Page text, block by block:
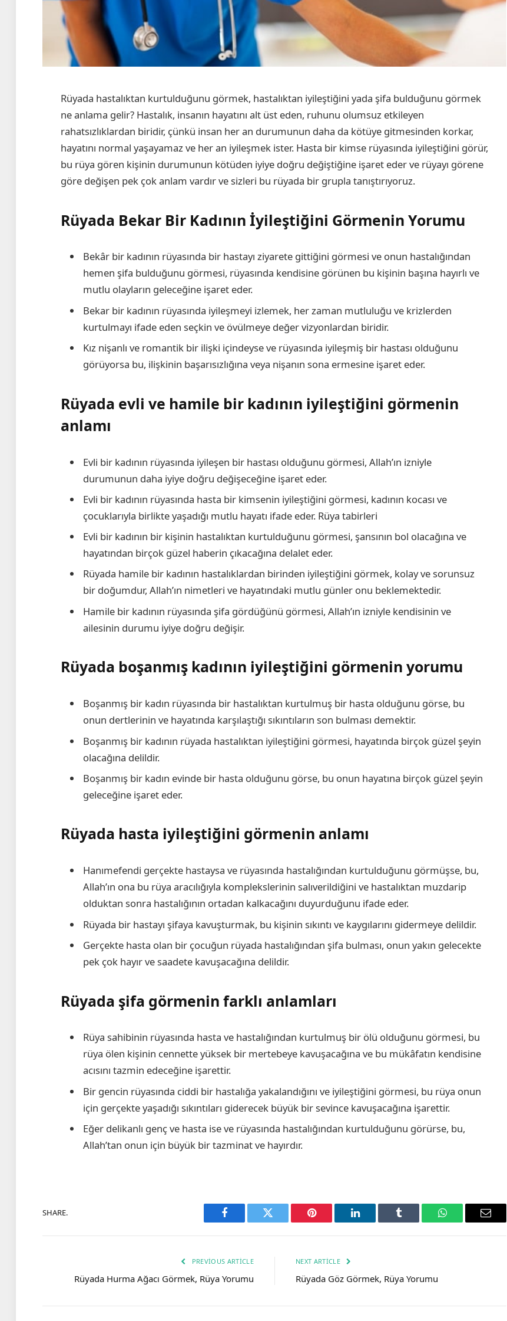
Rüyada hastalıktan kurtulduğunu görmek, hastalıktan iyileştiğini yada şifa bulduğunu görmek
ne anlama gelir? Hastalık, insanın hayatını alt üst eden, ruhunu olumsuz etkileyen
rahatsızlıklardan biridir, çünkü insan her an durumunun daha da kötüye gitmesinden korkar,
hayatını normal yaşayamaz ve her an iyileşmek ister. Hasta bir kimse rüyasında iyileştiğini görür,
bu rüya gören kişinin durumunun kötüden iyiye doğru değiştiğine işaret eder ve rüyayı görene
göre değişen pek çok anlam vardır ve sizleri bu rüyada bir grupla tanıştırıyoruz.
Rüyada Bekar Bir Kadının İyileştiğini Görmenin Yorumu
Bekâr bir kadının rüyasında bir hastayı ziyarete gittiğini görmesi ve onun hastalığından
hemen şifa bulduğunu görmesi, rüyasında kendisine görünen bu kişinin başına hayırlı ve
mutlu olayların geleceğine işaret eder.
Bekar bir kadının rüyasında iyileşmeyi izlemek, her zaman mutluluğu ve krizlerden
kurtulmayı ifade eden seçkin ve övülmeye değer vizyonlardan biridir.
Kız nişanlı ve romantik bir ilişki içindeyse ve rüyasında iyileşmiş bir hastası olduğunu
görüyorsa bu, ilişkinin başarısızlığına veya nişanın sona ermesine işaret eder.
Rüyada evli ve hamile bir kadının iyileştiğini görmenin
anlamı
Evli bir kadının rüyasında iyileşen bir hastası olduğunu görmesi, Allah’ın izniyle
durumunun daha iyiye doğru değişeceğine işaret eder.
Evli bir kadının rüyasında hasta bir kimsenin iyileştiğini görmesi, kadının kocası ve
çocuklarıyla birlikte yaşadığı mutlu hayatı ifade eder. Rüya tabirleri
Evli bir kadının bir kişinin hastalıktan kurtulduğunu görmesi, şansının bol olacağına ve
hayatından birçok güzel haberin çıkacağına delalet eder.
Rüyada hamile bir kadının hastalıklardan birinden iyileştiğini görmek, kolay ve sorunsuz
bir doğumdur, Allah’ın nimetleri ve hayatındaki mutlu günler onu beklemektedir.
Hamile bir kadının rüyasında şifa gördüğünü görmesi, Allah’ın izniyle kendisinin ve
ailesinin durumu iyiye doğru değişir.
Rüyada boşanmış kadının iyileştiğini görmenin yorumu
Boşanmış bir kadın rüyasında bir hastalıktan kurtulmuş bir hasta olduğunu görse, bu
onun dertlerinin ve hayatında karşılaştığı sıkıntıların son bulması demektir.
Boşanmış bir kadının rüyada hastalıktan iyileştiğini görmesi, hayatında birçok güzel şeyin
olacağına delildir.
Boşanmış bir kadın evinde bir hasta olduğunu görse, bu onun hayatına birçok güzel şeyin
geleceğine işaret eder.
Rüyada hasta iyileştiğini görmenin anlamı
Hanımefendi gerçekte hastaysa ve rüyasında hastalığından kurtulduğunu görmüşse, bu,
Allah’ın ona bu rüya aracılığıyla komplekslerinin salıverildiğini ve hastalıktan muzdarip
olduktan sonra hastalığının ortadan kalkacağını duyurduğunu ifade eder.
Rüyada bir hastayı şifaya kavuşturmak, bu kişinin sıkıntı ve kaygılarını gidermeye delildir.
Gerçekte hasta olan bir çocuğun rüyada hastalığından şifa bulması, onun yakın gelecekte
pek çok hayır ve saadete kavuşacağına delildir.
Rüyada şifa görmenin farklı anlamları
Rüya sahibinin rüyasında hasta ve hastalığından kurtulmuş bir ölü olduğunu görmesi, bu
rüya ölen kişinin cennette yüksek bir mertebeye kavuşacağına ve bu mükâfatın kendisine
acısını tazmin edeceğine işarettir.
Bir gencin rüyasında ciddi bir hastalığa yakalandığını ve iyileştiğini görmesi, bu rüya onun
için gerçekte yaşadığı sıkıntıları giderecek büyük bir sevince kavuşacağına işarettir.
Eğer delikanlı genç ve hasta ise ve rüyasında hastalığından kurtulduğunu görürse, bu,
Allah’tan onun için büyük bir tazminat ve hayırdır.
SHARE.
Facebook Twitter Pinterest LinkedIn Tumblr WhatsAppEmail
PREVIOUS ARTICLE
Rüyada Hurma Ağacı Görmek, Rüya Yorumu
NEXT ARTICLE
Rüyada Göz Görmek, Rüya Yorumu